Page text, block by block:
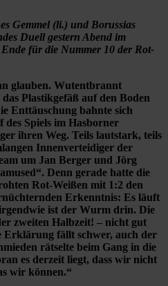
Gemmel (li.) und Borussias
Duell gestern Abend im
Ende für die Nummer 10 der Rot-
glauben. Wutentbrannt
Plastikgefäß auf den Boden
Enttäuschung bahnte sich
Spiels im Hasborner
ihren Weg. Teils lautstark, teils
Innenverteidiger der
um Jan Berger und Jörg
Denn gerade hatte die
Rot-Weißen mit 1:2 den
Erkenntnis: Es läuft
ist der Wurm drin. Die
zweiten Halbzeit! – nicht gut
Erklärung fällt schwer, auch der
rätselte beim Gang in die
es derzeit liegt, dass wir nicht
wir können.“